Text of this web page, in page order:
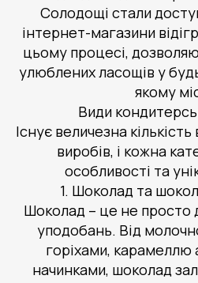
Солодощі стали
інтернет-магазини
цьому процесі,
улюблених ласощів у
якому
Види
Існує величезна
виробів, і кожна
особливості та
1. Шоколад та
Шоколад – це не просто
уподобань. Від
горіхами,
начинками, шоколад